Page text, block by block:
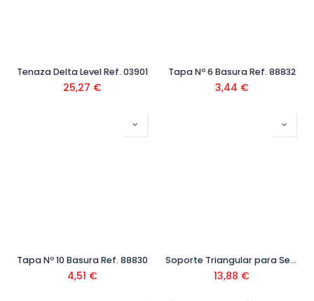
Tenaza Delta Level Ref. 03901
25,27 €
Tapa Nº 6 Basura Ref. 88832
3,44 €
Tapa Nº 10 Basura Ref. 88830
4,51 €
Soporte Triangular para Señales Metálicas Ref. V15000
13,88 €